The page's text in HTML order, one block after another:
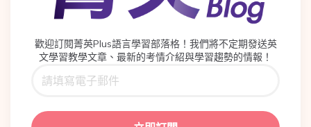
歡迎訂閱菁英Plus語言學習部落格！我們將不定期發送英
文學習教學文章、最新的考情介紹與學習趨勢的情報！